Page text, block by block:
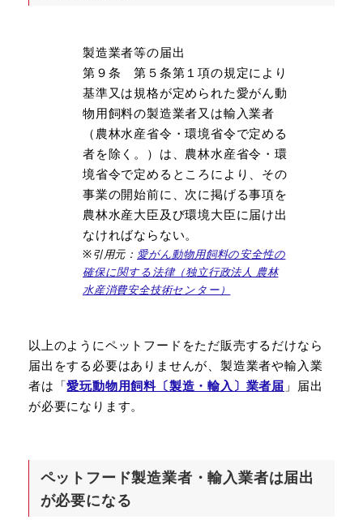
製造業者等の届出
第９条 第５条第１項の規定により
基準又は規格が定められた愛がん動
物用飼料の製造業者又は輸入業者
（農林水産省令・環境省令で定める
者を除く。）は、農林水産省令・環
境省令で定めるところにより、その
事業の開始前に、次に掲げる事項を
農林水産大臣及び環境大臣に届け出
なければならない。
※引用元： 愛がん動物用飼料の安全性の
確保に関する法律（独立行政法人 農林
水産消費安全技術センター）
以上のようにペットフードをただ販売するだけなら
届出をする必要はありませんが、製造業者や輸入業
者は「愛玩動物用飼料〔製造・輸入〕業者届 」届出
が必要になります。
ペットフード製造業者・輸入業者は届出
が必要になる